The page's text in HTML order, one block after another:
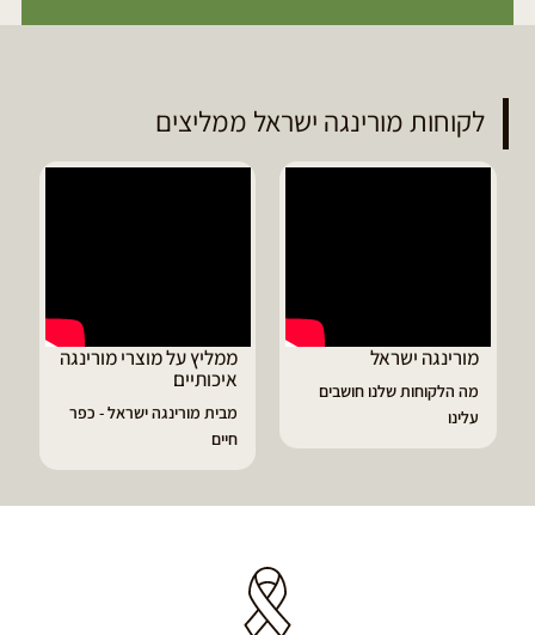
לקוחות מורינגה ישראל ממליצים
ישראל
שלנו חושבים
ממליץ על מוצרי מורינגה
מבית מורינגה ישראל - כפר
דיוויד
הפסקתי